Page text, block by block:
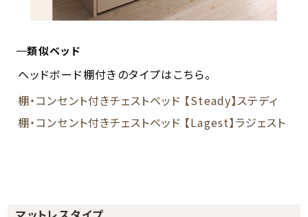
類似ベッド
ヘッドボード棚付きのタイプはこちら。
棚・コンセント付きチェストベッド 【Steady】ステディ
棚・コンセント付きチェストベッド 【Lagest】ラジェスト